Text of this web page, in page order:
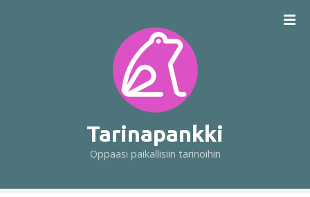
t
Tarinapankki
Oppaasi paikallisiin tarinoihin